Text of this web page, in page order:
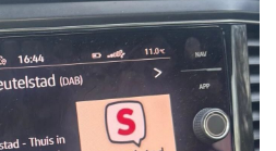
1 van 0 Volgend uur